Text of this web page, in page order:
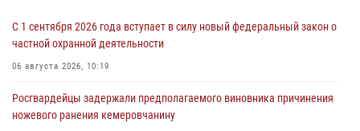
С 1 сентября 2026 года вступает в силу новый федеральный закон о
частной охранной деятельности
06 августа 2026, 10:19
Росгвардейцы задержали предполагаемого виновника причинения
ножевого ранения кемеровчанину